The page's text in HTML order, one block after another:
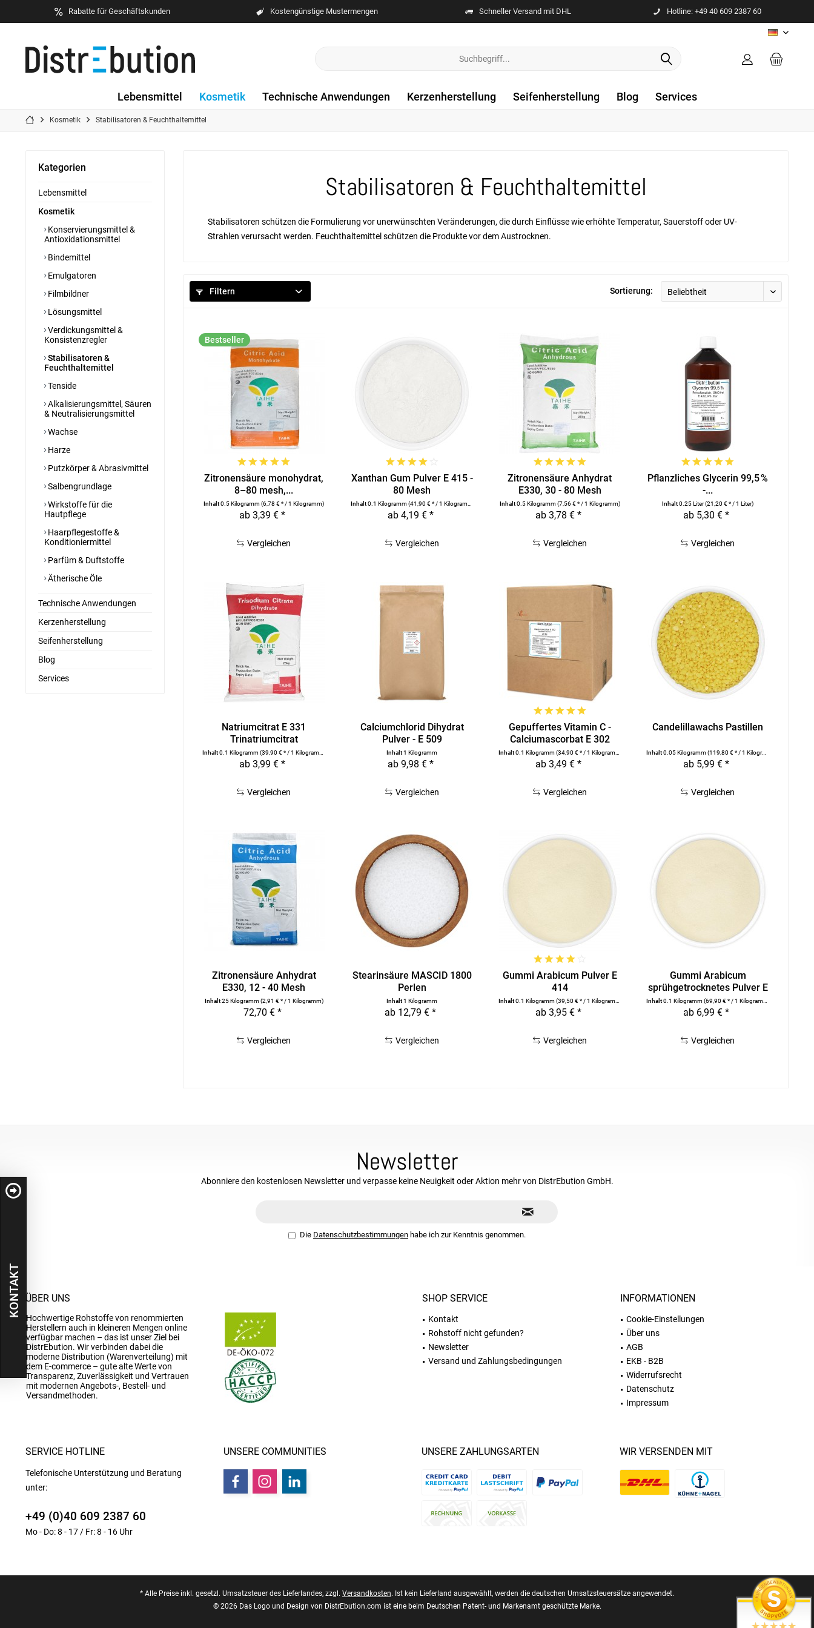
Rabatte für Geschäftskunden Kostengünstige Mustermengen Schneller Versand mit DHL Hotline: +49 40 609 2387 60
DE
Lebensmittel Kosmetik Technische Anwendungen Kerzenherstellung Seifenherstellung Blog Services
Kosmetik Stabilisatoren & Feuchthaltemittel
Kategorien
Lebensmittel
Kosmetik
Konservierungsmittel &
Antioxidationsmittel
Bindemittel
Emulgatoren
Filmbildner
Lösungsmittel
Verdickungsmittel &
Konsistenzregler
Stabilisatoren &
Feuchthaltemittel
Tenside
Alkalisierungsmittel, Säuren
& Neutralisierungsmittel
Wachse
Harze
Putzkörper & Abrasivmittel
Salbengrundlage
Wirkstoffe für die
Hautpflege
Haarpflegestoffe &
Konditioniermittel
Parfüm & Duftstoffe
Ätherische Öle
Technische Anwendungen
Kerzenherstellung
Seifenherstellung
Blog
Services
Stabilisatoren & Feuchthaltemittel
Stabilisatoren schützen die Formulierung vor unerwünschten Veränderungen, die durch Einflüsse wie erhöhte Temperatur, Sauerstoff oder UV-
Strahlen verursacht werden. Feuchthaltemittel schützen die Produkte vor dem Austrocknen.
Filtern Sortierung:
Bestseller
Zitronensäure monohydrat,
8–80 mesh,...
Inhalt0.5 Kilogramm(6,78 € * / 1 Kilogramm)
ab 3,39 € *
Vergleichen
Xanthan Gum Pulver E 415 -
80 Mesh
Inhalt0.1 Kilogramm(41,90 € * / 1 Kilogramm)
ab 4,19 € *
Vergleichen
Zitronensäure Anhydrat
E330, 30 - 80 Mesh
Inhalt0.5 Kilogramm(7,56 € * / 1 Kilogramm)
ab 3,78 € *
Vergleichen
Pflanzliches Glycerin 99,5 %
-...
Inhalt0.25 Liter(21,20 € * / 1 Liter)
ab 5,30 € *
Vergleichen
Natriumcitrat E 331
Trinatriumcitrat
Inhalt0.1 Kilogramm(39,90 € * / 1 Kilogramm)
ab 3,99 € *
Vergleichen
Calciumchlorid Dihydrat
Pulver - E 509
Inhalt1 Kilogramm
ab 9,98 € *
Vergleichen
Gepuffertes Vitamin C -
Calciumascorbat E 302
Inhalt0.1 Kilogramm(34,90 € * / 1 Kilogramm)
ab 3,49 € *
Vergleichen
Candelillawachs Pastillen
Inhalt0.05 Kilogramm(119,80 € * / 1 Kilogramm)
ab 5,99 € *
Vergleichen
Zitronensäure Anhydrat
E330, 12 - 40 Mesh
Inhalt25 Kilogramm(2,91 € * / 1 Kilogramm)
72,70 € *
Vergleichen
Stearinsäure MASCID 1800
Perlen
Inhalt1 Kilogramm
ab 12,79 € *
Vergleichen
Gummi Arabicum Pulver E
414
Inhalt0.1 Kilogramm(39,50 € * / 1 Kilogramm)
ab 3,95 € *
Vergleichen
Gummi Arabicum
sprühgetrocknetes Pulver E
414
Inhalt0.1 Kilogramm(69,90 € * / 1 Kilogramm)
ab 6,99 € *
Vergleichen
Newsletter
Abonniere den kostenlosen Newsletter und verpasse keine Neuigkeit oder Aktion mehr von DistrEbution GmbH.
Die Datenschutzbestimmungen habe ich zur Kenntnis genommen.
ÜBER UNS
Hochwertige Rohstoffe von renommierten
Herstellern auch in kleineren Mengen online
verfügbar machen – das ist unser Ziel bei
DistrEbution. Wir verbinden dabei die
moderne Distribution (Warenverteilung) mit
dem E-commerce – gute alte Werte von
Transparenz, Zuverlässigkeit und Vertrauen
mit modernen Angebots-, Bestell- und
Versandmethoden.
SHOP SERVICE
Kontakt
Rohstoff nicht gefunden?
Newsletter
Versand und Zahlungsbedingungen
INFORMATIONEN
Cookie-Einstellungen
Über uns
AGB
EKB - B2B
Widerrufsrecht
Datenschutz
Impressum
SERVICE HOTLINE
Telefonische Unterstützung und Beratung
unter:
+49 (0)40 609 2387 60
Mo - Do: 8 - 17 / Fr: 8 - 16 Uhr
UNSERE COMMUNITIES UNSERE ZAHLUNGSARTEN WIR VERSENDEN MIT
* Alle Preise inkl. gesetzl. Umsatzsteuer des Lieferlandes, zzgl. Versandkosten. Ist kein Lieferland ausgewählt, werden die deutschen Umsatzsteuersätze angewendet.
© 2026 Das Logo und Design von DistrEbution.com ist eine beim Deutschen Patent- und Markenamt geschützte Marke.
KONTAKT